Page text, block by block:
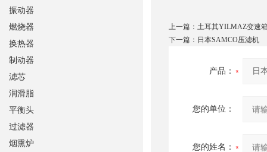
上一篇： 土耳其YILMAZ变速
下一篇： 日本SAMCO压滤机
产品：
您的单位：
您的姓名：
振动器
燃烧器
换热器
制动器
滤芯
润滑脂
平衡头
过滤器
烟熏炉